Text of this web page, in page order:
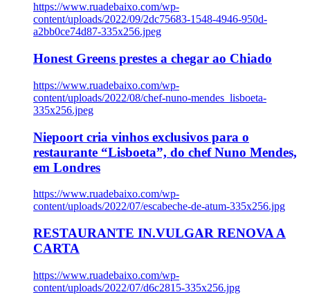
https://www.ruadebaixo.com/wp-
content/uploads/2022/09/2dc75683-1548-4946-950d-
a2bb0ce74d87-335x256.jpeg
Honest Greens prestes a chegar ao Chiado
https://www.ruadebaixo.com/wp-
content/uploads/2022/08/chef-nuno-mendes_lisboeta-
335x256.jpeg
Niepoort cria vinhos exclusivos para o
restaurante “Lisboeta”, do chef Nuno Mendes,
em Londres
https://www.ruadebaixo.com/wp-
content/uploads/2022/07/escabeche-de-atum-335x256.jpg
RESTAURANTE IN.VULGAR RENOVA A
CARTA
https://www.ruadebaixo.com/wp-
content/uploads/2022/07/d6c2815-335x256.jpg